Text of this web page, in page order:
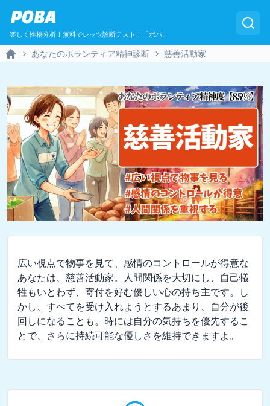
POBA
楽しく性格分析！無料でレッツ診断テスト！「ポバ」
あなたのボランティア精神診断 慈善活動家
広い視点で物事を見て、感情のコントロールが得意な
あなたは、慈善活動家。人間関係を大切にし、自己犠
牲もいとわず、寄付を好む優しい心の持ち主です。し
かし、すべてを受け入れようとするあまり、自分が後
回しになることも。時には自分の気持ちを優先するこ
とで、さらに持続可能な優しさを維持できますよ。